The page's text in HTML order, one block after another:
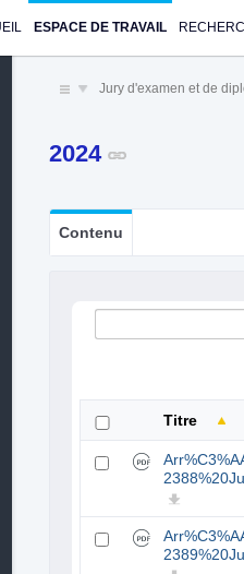
ESPACE DE TRAVAIL
Jury d'examen et de
2024
Contenu
Titre